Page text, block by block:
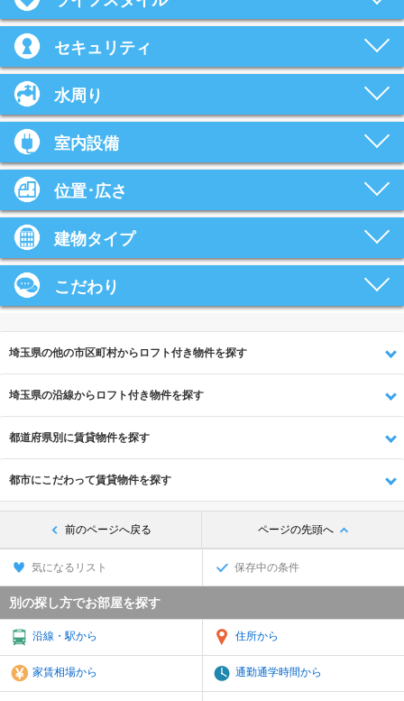
セキュリティ
水周り
室内設備
位置･広さ
建物タイプ
こだわり
埼玉県の他の市区町村からロフト付き物件を探す
埼玉県の沿線からロフト付き物件を探す
都道府県別に賃貸物件を探す
都市にこだわって賃貸物件を探す
前のページへ戻る ページの先頭へ
気になるリスト 保存中の条件
別の探し方でお部屋を探す
沿線・駅から 住所から
家賃相場から 通勤通学時間から